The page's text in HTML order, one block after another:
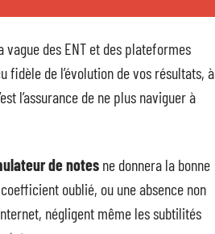
des ENT et des plateformes
fidèle de l’évolution de vos résultats, à
l’assurance de ne plus naviguer à
de notes ne donnera la bonne
oublié, ou une absence non
négligent même les subtilités